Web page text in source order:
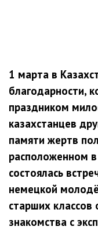
1 марта в
благодарности,
праздником
казахстанцев
памяти жертв
расположенном
состоялась
немецкой
старших классов
знакомства с